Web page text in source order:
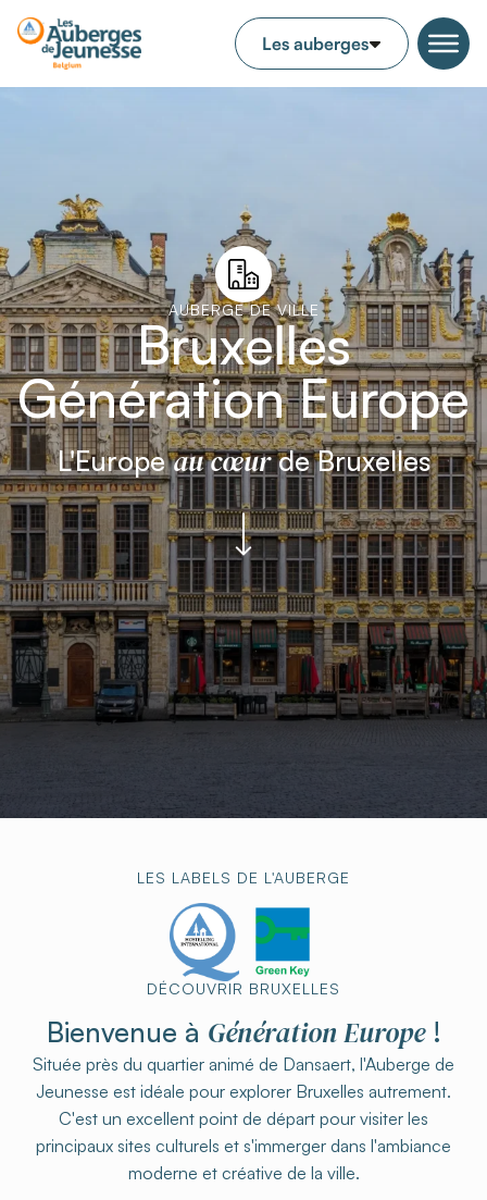
AUBERGE DE VILLE
Bruxelles
Génération Europe
L'Europeau cœurde Bruxelles
LES LABELS DE L'AUBERGE
DÉCOUVRIR BRUXELLES
Bienvenue à Génération Europe!
Située près du quartier animé de Dansaert, l'Auberge de
Jeunesse est idéale pour explorer Bruxelles autrement.
C'est un excellent point de départ pour visiter les
principaux sites culturels et s'immerger dans l'ambiance
moderne et créative de la ville.